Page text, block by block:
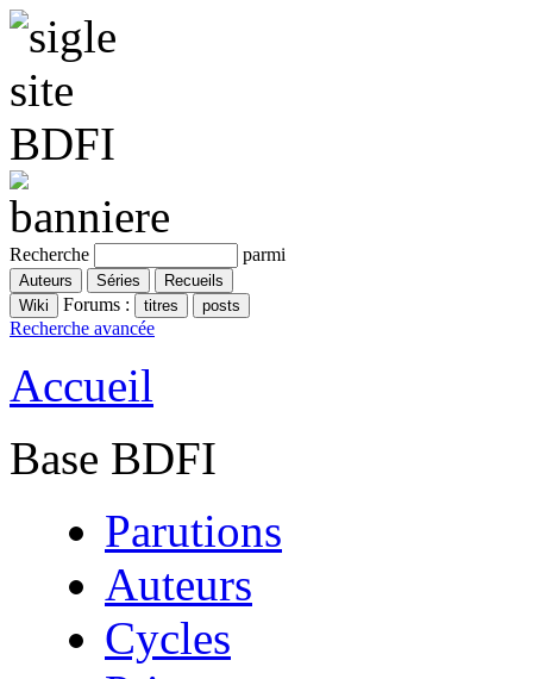
Recherche parmi
Forums :
Recherche avancée
Accueil
Base BDFI
Parutions
Auteurs
Cycles